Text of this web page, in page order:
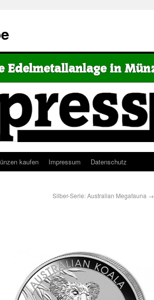
kaufen Impressum Datenschutz
Silber-Serie: Australian Megafauna →